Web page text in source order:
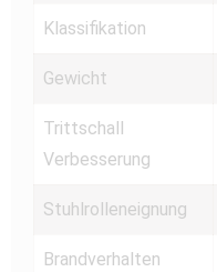
Klassifikation
Gewicht
Trittschall
Verbesserung
Stuhlrolleneignung
Brandverhalten